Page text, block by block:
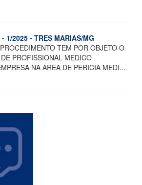
- 1/2025 - TRES MARIAS/MG
TEM POR OBJETO O
PROFISSIONAL MEDICO
NA AREA DE PERICIA MEDI...